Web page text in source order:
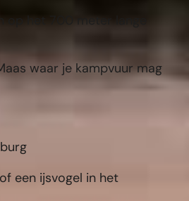
op het 700 meter lange
waar je kampvuur mag
een ijsvogel in het